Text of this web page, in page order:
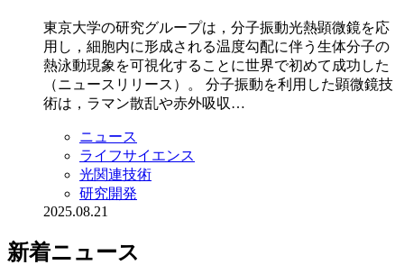
東京大学の研究グループは，分子振動光熱顕微鏡を応
用し，細胞内に形成される温度勾配に伴う生体分子の
熱泳動現象を可視化することに世界で初めて成功した
（ニュースリリース）。 分子振動を利用した顕微鏡技
術は，ラマン散乱や赤外吸収…
ニュース
ライフサイエンス
光関連技術
研究開発
2025.08.21
新着ニュース